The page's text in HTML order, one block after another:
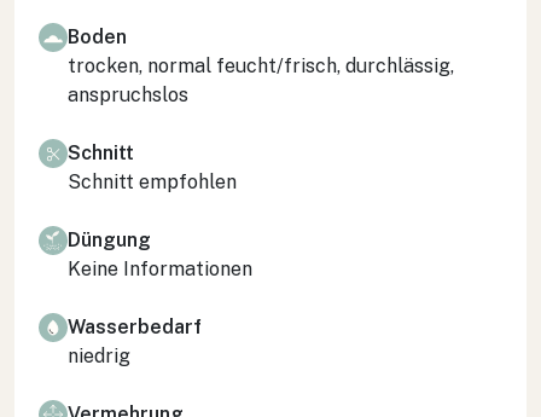
Boden
trocken, normal feucht/frisch, durchlässig,
anspruchslos
Schnitt
Schnitt empfohlen
Düngung
Keine Informationen
Wasserbedarf
niedrig